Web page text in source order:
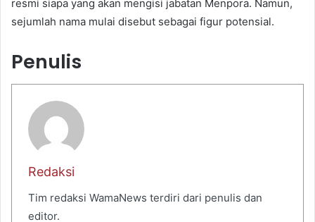
resmi siapa yang akan mengisi jabatan Menpora. Namun,
sejumlah nama mulai disebut sebagai figur potensial.
Penulis
Redaksi
Tim redaksi WamaNews terdiri dari penulis dan
editor.